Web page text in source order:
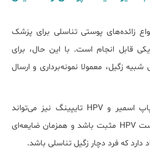
زائده‌های پوستی تناسلی برای پزشک
قابل انجام است. با این حال، برای
زگیل، معمولا نمونه‌برداری و ارسال
در صورت نیاز، انجام تست پاپ اسمیر و HPV تایپینگ نیز می‌تواند
کمک‌کننده باشد. اگر نتیجه تست HPV مثبت باشد و همزمان ضایعه‌ای
که فرد دچار زگیل تناسلی باشد.